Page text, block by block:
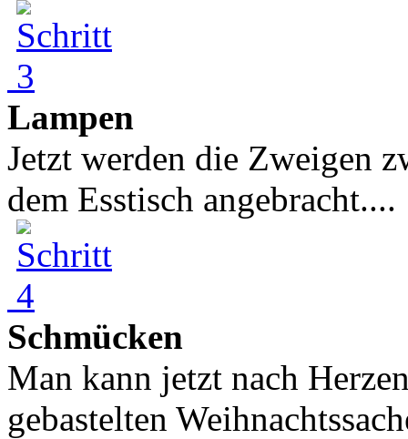
Lampen
Jetzt werden die Zweigen
dem Esstisch angebracht....
Schmücken
Man kann jetzt nach
gebastelten